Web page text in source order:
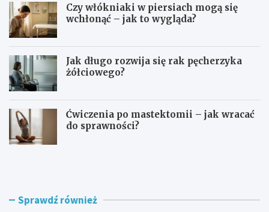
Czy włókniaki w piersiach mogą się
wchłonąć – jak to wygląda?
Jak długo rozwija się rak pęcherzyka
żółciowego?
Ćwiczenia po mastektomii – jak wracać
do sprawności?
B
o
T
i Sprawdź również